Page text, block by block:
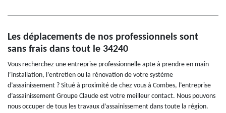
Les déplacements de nos professionnels sont
sans frais dans tout le 34240
Vous recherchez une entreprise professionnelle apte à prendre en main
l’installation, l’entretien ou la rénovation de votre système
d’assainissement ? Situé à proximité de chez vous à Combes, l’entreprise
d’assainissement Groupe Claude est votre meilleur contact. Nous pouvons
nous occuper de tous les travaux d’assainissement dans toute la région.